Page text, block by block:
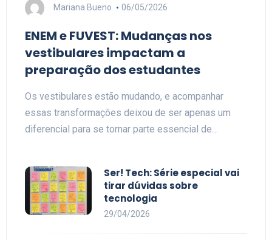
Mariana Bueno 06/05/2026
ENEM e FUVEST: Mudanças nos
vestibulares impactam a
preparação dos estudantes
Os vestibulares estão mudando, e acompanhar
essas transformações deixou de ser apenas um
diferencial para se tornar parte essencial de…
Ser! Tech: Série especial vai
tirar dúvidas sobre
tecnologia
29/04/2026